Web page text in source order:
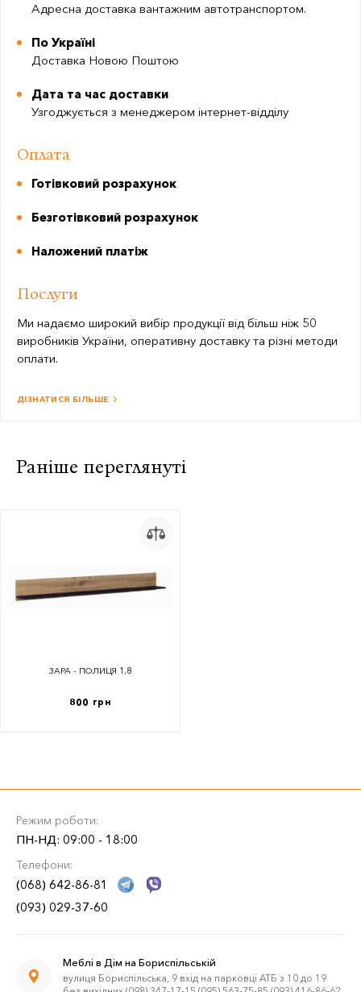
Адресна доставка вантажним автотранспортом.
По Україні
Доставка Новою Поштою
Дата та час доставки
Узгоджується з менеджером інтернет-відділу
Оплата
Готівковий розрахунок
Безготівковий розрахунок
Наложений платіж
Послуги
Ми надаємо широкий вибір продукції від більш ніж 50
виробників України, оперативну доставку та різні методи
оплати.
ДІЗНАТИСЯ БІЛЬШЕ
Раніше переглянуті
ЗАРА - ПОЛИЦЯ 1,8
800 грн
Режим роботи:
ПН-НД: 09:00 - 18:00
Телефони:
(068) 642-86-81
(093) 029-37-60
Меблі в Дім на Бориспільській
вулиця Бориспільська, 9 вхід на парковці АТБ з 10 до 19